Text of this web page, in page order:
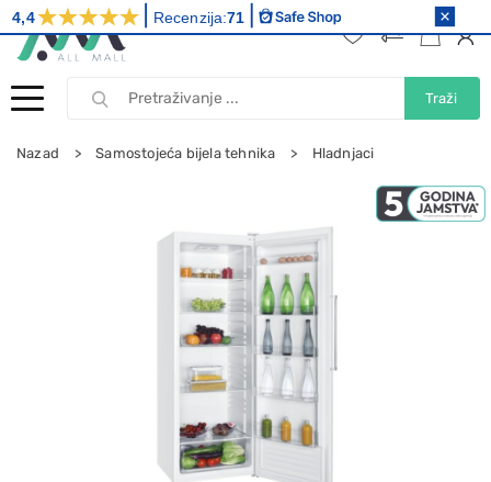
Traži
Nazad Samostojeća bijela tehnika Hladnjaci
4,4 Recenzija:71